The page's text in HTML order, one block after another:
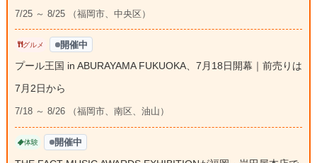
7/25 ～ 8/25 （福岡市、中央区）
グルメ 開催中
プール王国 in ABURAYAMA FUKUOKA、7月18日開幕｜前売りは
7月2日から
7/18 ～ 8/26 （福岡市、南区、油山）
体験 開催中